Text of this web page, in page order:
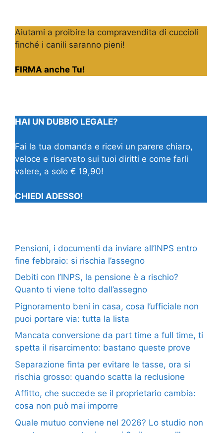
Aiutami a proibire la compravendita di cuccioli
finché i canili saranno pieni!
FIRMA anche Tu!
HAI UN DUBBIO LEGALE?
Fai la tua domanda e ricevi un parere chiaro,
veloce e riservato sui tuoi diritti e come farli
valere, a solo € 19,90!
CHIEDI ADESSO!
Pensioni, i documenti da inviare all’INPS entro
fine febbraio: si rischia l’assegno
Debiti con l’INPS, la pensione è a rischio?
Quanto ti viene tolto dall’assegno
Pignoramento beni in casa, cosa l’ufficiale non
puoi portare via: tutta la lista
Mancata conversione da part time a full time, ti
spetta il risarcimento: bastano queste prove
Separazione finta per evitare le tasse, ora si
rischia grosso: quando scatta la reclusione
Affitto, che succede se il proprietario cambia:
cosa non può mai imporre
Quale mutuo conviene nel 2026? Lo studio non